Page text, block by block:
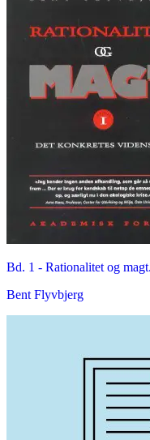
Bd. 1 - Rationalitet og
Bent Flyvbjerg